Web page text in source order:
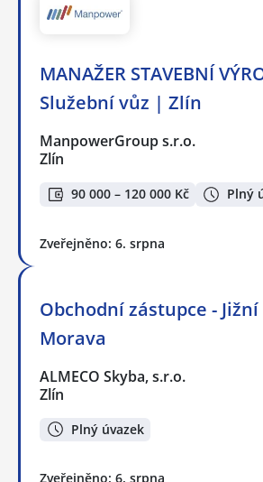
MANAŽER STAVEBNÍ
Služební vůz | Zlín
ManpowerGroup s.r.o.
Zlín
90 000 – 120 000 Kč Plný
Zveřejněno: 6. srpna
Obchodní zástupce - Jižní
Morava
ALMECO Skyba, s.r.o.
Zlín
Plný úvazek
Zveřejněno: 6. srpna